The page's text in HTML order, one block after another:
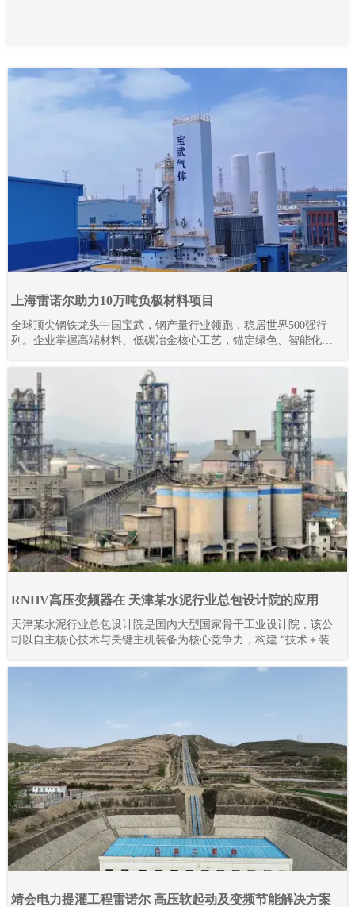
上海雷诺尔助力10万吨负极材料项目
全球顶尖钢铁龙头中国宝武，钢产量行业领跑，稳居世界500强行
列。企业掌握高端材料、低碳冶金核心工艺，锚定绿色、智能化发
RNHV高压变频器在 天津某水泥行业总包设计院的应用
天津某水泥行业总包设计院是国内大型国家骨干工业设计院，该公
司以自主核心技术与关键主机装备为核心竞争力，构建 “技术＋装
备成套供货、工程建设、监理、生产运营及备品备件服务的完整产
靖会电力提灌工程雷诺尔 高压软起动及变频节能解决方案